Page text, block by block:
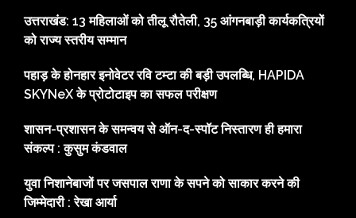
उत्तराखंड: 13 महिलाओं को तीलू रौतेली, 35 आंगनबाड़ी कार्यकत्रियों
को राज्य स्तरीय सम्मान
पहाड़ के होनहार इनोवेटर रवि टम्टा की बड़ी उपलब्धि, HAPIDA
SKYNeX के प्रोटोटाइप का सफल परीक्षण
शासन-प्रशासन के समन्वय से ऑन-द-स्पॉट निस्तारण ही हमारा
संकल्प : कुसुम कंडवाल
युवा निशानेबाजों पर जसपाल राणा के सपने को साकार करने की
जिम्मेदारी : रेखा आर्या